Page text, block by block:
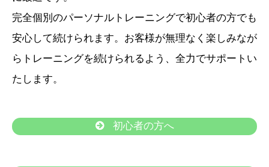
完全個別のパーソナルトレーニングで初心者の方でも
安心して続けられます。お客様が無理なく楽しみなが
らトレーニングを続けられるよう、全力でサポートい
たします。
初心者の方へ